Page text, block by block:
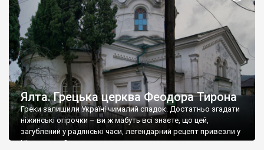
Ялта. Грецька церква Феодора Тирона
Греки залишили Україні чималий спадок. Достатньо згадати
ніжинські огірочки – ви ж мабуть всі знаєте, що цей,
загублений у радянські часи, легендарний рецепт привезли у
Ніжин греки?